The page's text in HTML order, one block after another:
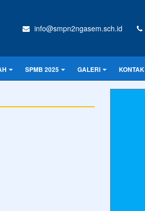
info@smpn2ngasem.sch.id
SPMB 2025 GALERI KONTAK